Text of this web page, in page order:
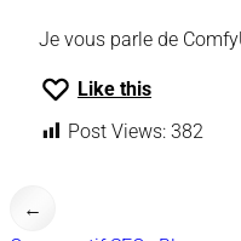
Je vous parle de
Like this
Post Views: 382
←